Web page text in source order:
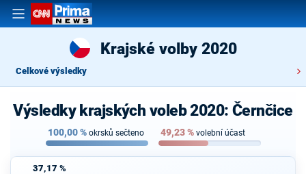
Krajské volby 2020
Celkové výsledky
Výsledky krajských voleb 2020: Černčice
100,00% okrsků sečteno 49,23% volební účast
37,17 %